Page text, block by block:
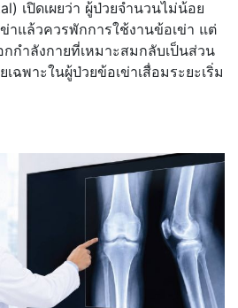
เปิดเผยว่า ผู้ป่วยจำนวนไม่น้อย
ข่าแล้วควรพักการใช้งานข้อเข่า แต่
กำลังกายที่เหมาะสมกลับเป็นส่วน
ฉพาะในผู้ป่วยข้อเข่าเสื่อมระยะเริ่ม